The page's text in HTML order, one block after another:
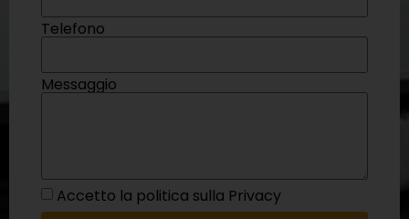
Telefono
Messaggio
Accetto la politica sulla Privacy